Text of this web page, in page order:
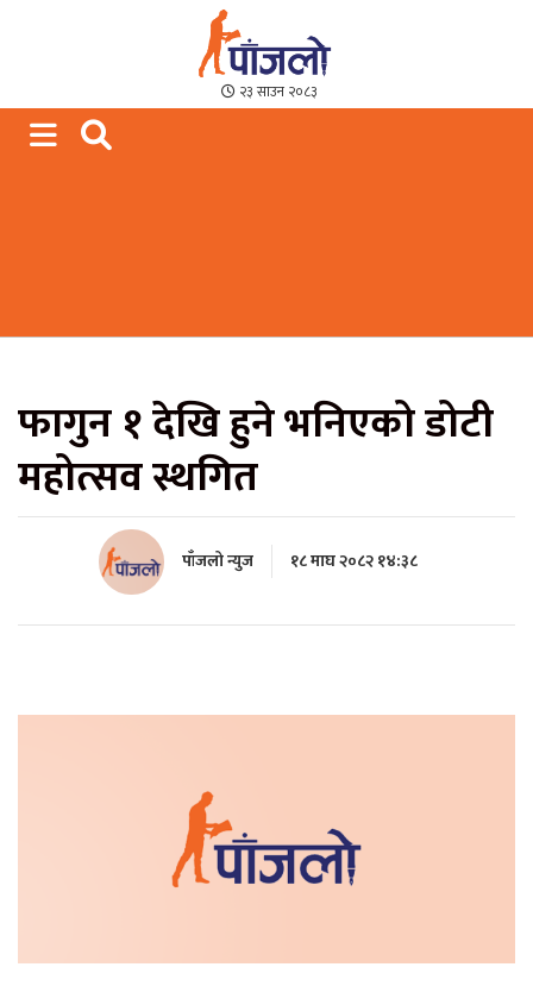
Paajalo News
We are from Far West Nepal
२३ साउन २०८३
फागुन १ देखि हुने भनिएको डोटी
महोत्सव स्थगित
पाँजलो न्युज १८ माघ २०८२ १४:३८